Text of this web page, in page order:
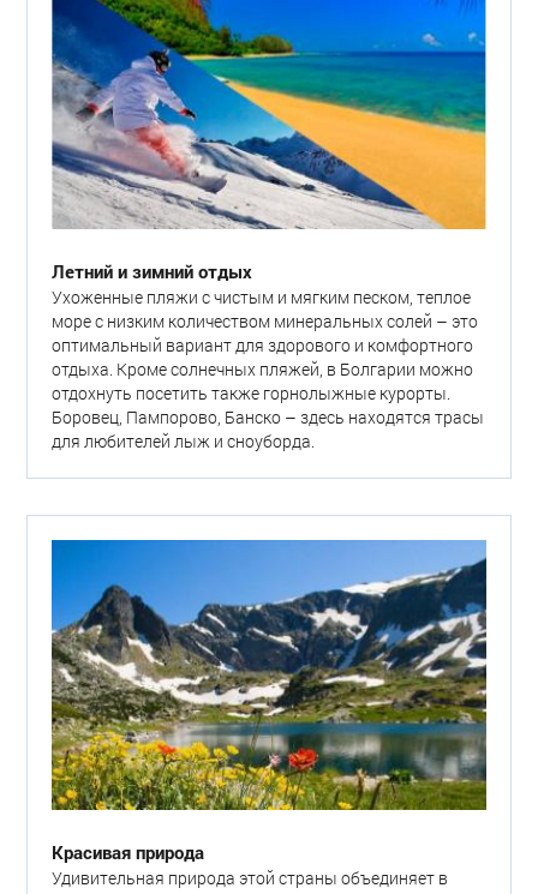
Летний и зимний отдых
Ухоженные пляжи с чистым и мягким песком, теплое
море с низким количеством минеральных солей – это
оптимальный вариант для здорового и комфортного
отдыха. Кроме солнечных пляжей, в Болгарии можно
отдохнуть посетить также горнолыжные курорты.
Боровец, Пампорово, Банско – здесь находятся трасы
для любителей лыж и сноуборда.
Красивая природа
Удивительная природа этой страны объединяет в